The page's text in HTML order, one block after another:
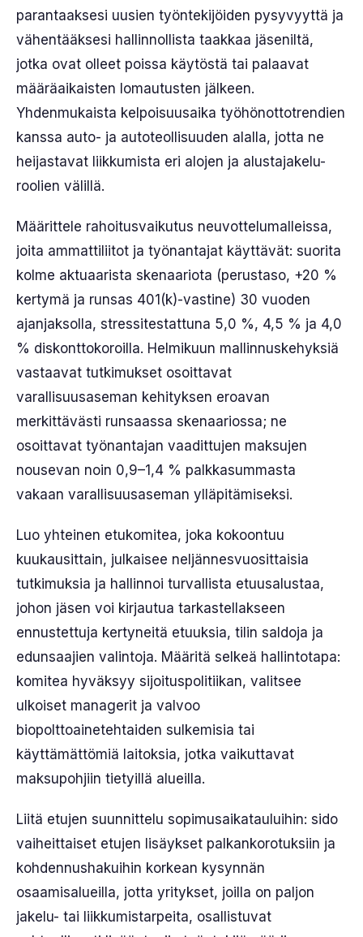
parantaaksesi uusien työntekijöiden pysyvyyttä ja
vähentääksesi hallinnollista taakkaa jäseniltä,
jotka ovat olleet poissa käytöstä tai palaavat
määräaikaisten lomautusten jälkeen.
Yhdenmukaista kelpoisuusaika työhönottotrendien
kanssa auto- ja autoteollisuuden alalla, jotta ne
heijastavat liikkumista eri alojen ja alustajakelu-
roolien välillä.
Määrittele rahoitusvaikutus neuvottelumalleissa,
joita ammattiliitot ja työnantajat käyttävät: suorita
kolme aktuaarista skenaariota (perustaso, +20 %
kertymä ja runsas 401(k)-vastine) 30 vuoden
ajanjaksolla, stressitestattuna 5,0 %, 4,5 % ja 4,0
% diskonttokoroilla. Helmikuun mallinnuskehyksiä
vastaavat tutkimukset osoittavat
varallisuusaseman kehityksen eroavan
merkittävästi runsaassa skenaariossa; ne
osoittavat työnantajan vaadittujen maksujen
nousevan noin 0,9–1,4 % palkkasummasta
vakaan varallisuusaseman ylläpitämiseksi.
Luo yhteinen etukomitea, joka kokoontuu
kuukausittain, julkaisee neljännesvuosittaisia
tutkimuksia ja hallinnoi turvallista etuusalustaa,
johon jäsen voi kirjautua tarkastellakseen
ennustettuja kertyneitä etuuksia, tilin saldoja ja
edunsaajien valintoja. Määritä selkeä hallintotapa:
komitea hyväksyy sijoituspolitiikan, valitsee
ulkoiset managerit ja valvoo
biopolttoainetehtaiden sulkemisia tai
käyttämättömiä laitoksia, jotka vaikuttavat
maksupohjiin tietyillä alueilla.
Liitä etujen suunnittelu sopimusaikatauluihin: sido
vaiheittaiset etujen lisäykset palkankorotuksiin ja
kohdennushakuihin korkean kysynnän
osaamisalueilla, jotta yritykset, joilla on paljon
jakelu- tai liikkumistarpeita, osallistuvat